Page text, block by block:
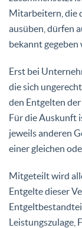
Mitarbeitern, die
ausüben, dürfen
bekannt gegeben
Erst bei
die sich
den Entgelten
Für die Auskunft
jeweils anderen
einer gleichen
Mitgeteilt wird
Entgelte dieser
Leistungszulage,